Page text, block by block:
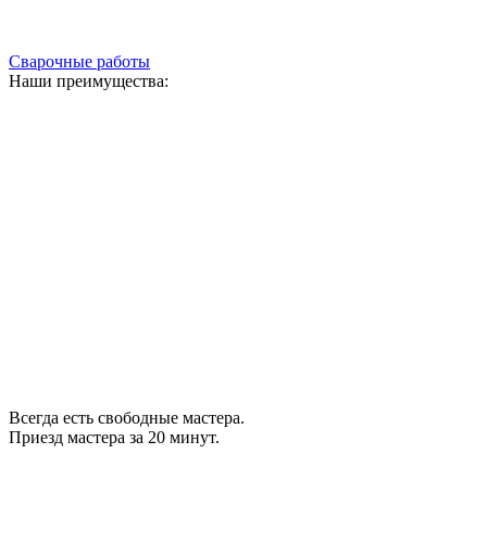
Сварочные работы
Наши преимущества:
Всегда есть свободные мастера.
Приезд мастера за 20 минут.